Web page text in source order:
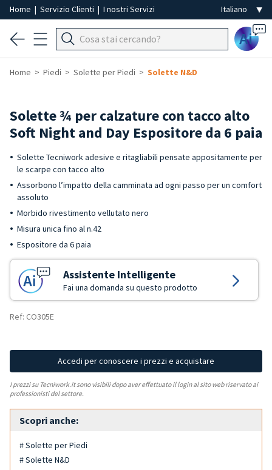
Home | Servizio Clienti | I nostri Servizi
Ai
Home Piedi Solette per Piedi Solette N&D
Solette ¾ per calzature con tacco alto
Soft Night and Day Espositore da 6 paia
Solette Tecniwork adesive e ritagliabili pensate appositamente per
le scarpe con tacco alto
Assorbono l’impatto della camminata ad ogni passo per un comfort
assoluto
Morbido rivestimento vellutato nero
Misura unica fino al n.42
Espositore da 6 paia
Assistente Intelligente
Fai una domanda su questo prodotto
Ref: CO305E
Accedi per conoscere i prezzi e acquistare
I prezzi su Tecniwork.it sono visibili dopo aver effettuato il login al sito web riservato ai
professionisti del settore.
Scopri anche:
# Solette per Piedi
# Solette N&D